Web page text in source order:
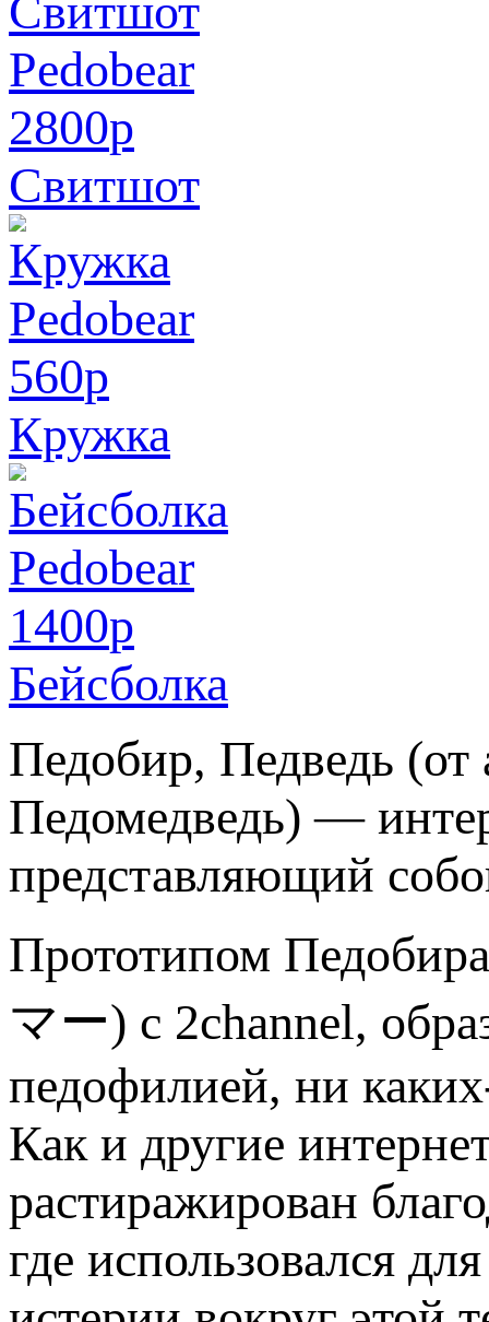
2800p
Свитшот
560p
Кружка
1400p
Бейсболка
Педобир, Педведь
Педомедведь) —
представляющий
Прототипом
マー) с 2channel,
педофилией, ни
Как и другие
растиражирован
где использовался